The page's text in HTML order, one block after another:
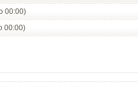
00:00)
00:00)